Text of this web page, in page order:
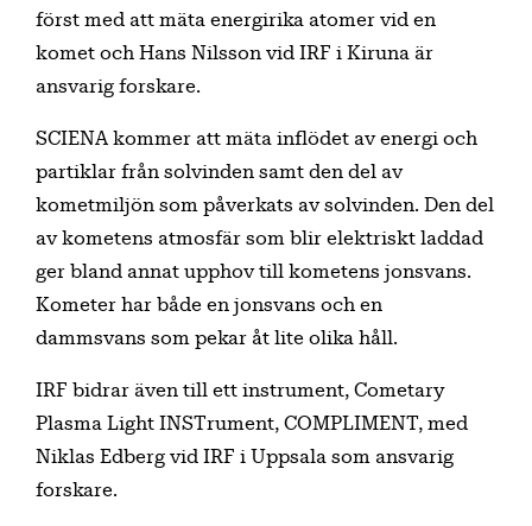
först med att mäta energirika atomer vid en
komet och Hans Nilsson vid IRF i Kiruna är
ansvarig forskare.
SCIENA kommer att mäta inflödet av energi och
partiklar från solvinden samt den del av
kometmiljön som påverkats av solvinden. Den del
av kometens atmosfär som blir elektriskt laddad
ger bland annat upphov till kometens jonsvans.
Kometer har både en jonsvans och en
dammsvans som pekar åt lite olika håll.
IRF bidrar även till ett instrument, Cometary
Plasma Light INSTrument, COMPLIMENT, med
Niklas Edberg vid IRF i Uppsala som ansvarig
forskare.